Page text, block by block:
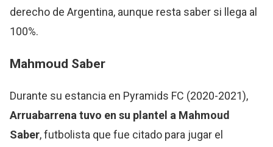
derecho de Argentina, aunque resta saber si llega al
100%.
Mahmoud Saber
Durante su estancia en Pyramids FC (2020-2021),
Arruabarrena tuvo en su plantel a Mahmoud
Saber, futbolista que fue citado para jugar el